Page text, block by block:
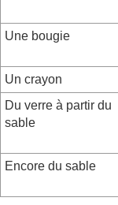
Une bougie
Un crayon
Du verre à partir du
sable
Encore du sable